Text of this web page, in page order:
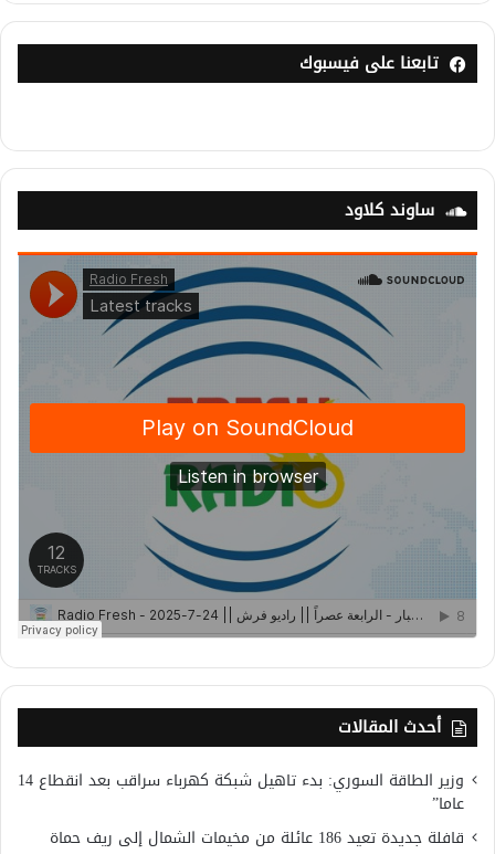
تابعنا على فيسبوك
ساوند كلاود
أحدث المقالات
وزير الطاقة السوري: بدء تاهيل شبكة كهرباء سراقب بعد انقطاع 14
عاما”
قافلة جديدة تعيد 186 عائلة من مخيمات الشمال إلى ريف حماة